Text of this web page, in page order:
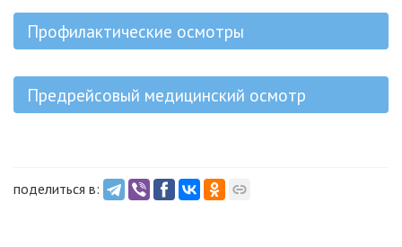
Профилактические осмотры
Предрейсовый медицинский осмотр
поделиться в: